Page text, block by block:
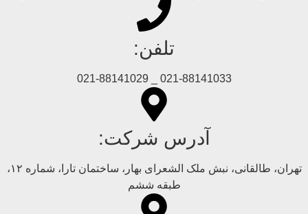
تلفن:
021-88141033 _ 021-88141029
آدرس شرکت:
تهران، طالقانی، نبش ملک الشعرای بهار، ساختمان تارا، شماره ۱۲،
طبقه ششم